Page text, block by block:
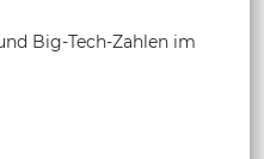
Big-Tech-Zahlen im